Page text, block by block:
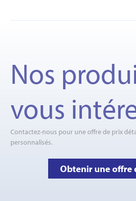
Nos
vous
Contactez-nous pour une offre de prix
personnalisés.
Obtenir une offre